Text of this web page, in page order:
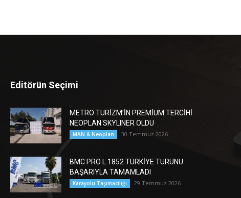
Editörün Seçimi
METRO TURİZM’İN PREMİUM TERCİHİ
NEOPLAN SKYLINER OLDU
MAN & Neoplan 30 Temmuz 2026
BMC PRO L 1852 TÜRKİYE TURUNU
BAŞARIYLA TAMAMLADI
Karayolu Taşımacılığı 29 Temmuz 2026